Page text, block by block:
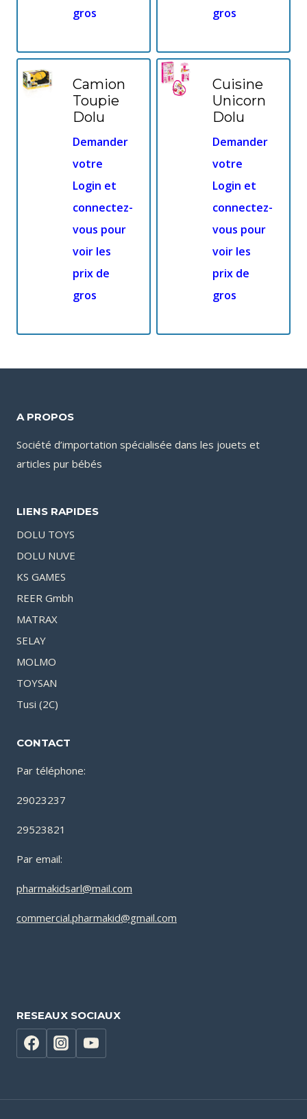
gros
gros
Camion
Toupie
Dolu
Demander
votre
Login et
connectez-
vous pour
voir les
prix de
gros
Cuisine
Unicorn
Dolu
Demander
votre
Login et
connectez-
vous pour
voir les
prix de
gros
A PROPOS
Société d’importation spécialisée dans les jouets et
articles pur bébés
LIENS RAPIDES
DOLU TOYS
DOLU NUVE
KS GAMES
REER Gmbh
MATRAX
SELAY
MOLMO
TOYSAN
Tusi (2C)
CONTACT
Par téléphone:
29023237
29523821
Par email:
pharmakidsarl@mail.com
commercial.pharmakid@gmail.com
RESEAUX SOCIAUX